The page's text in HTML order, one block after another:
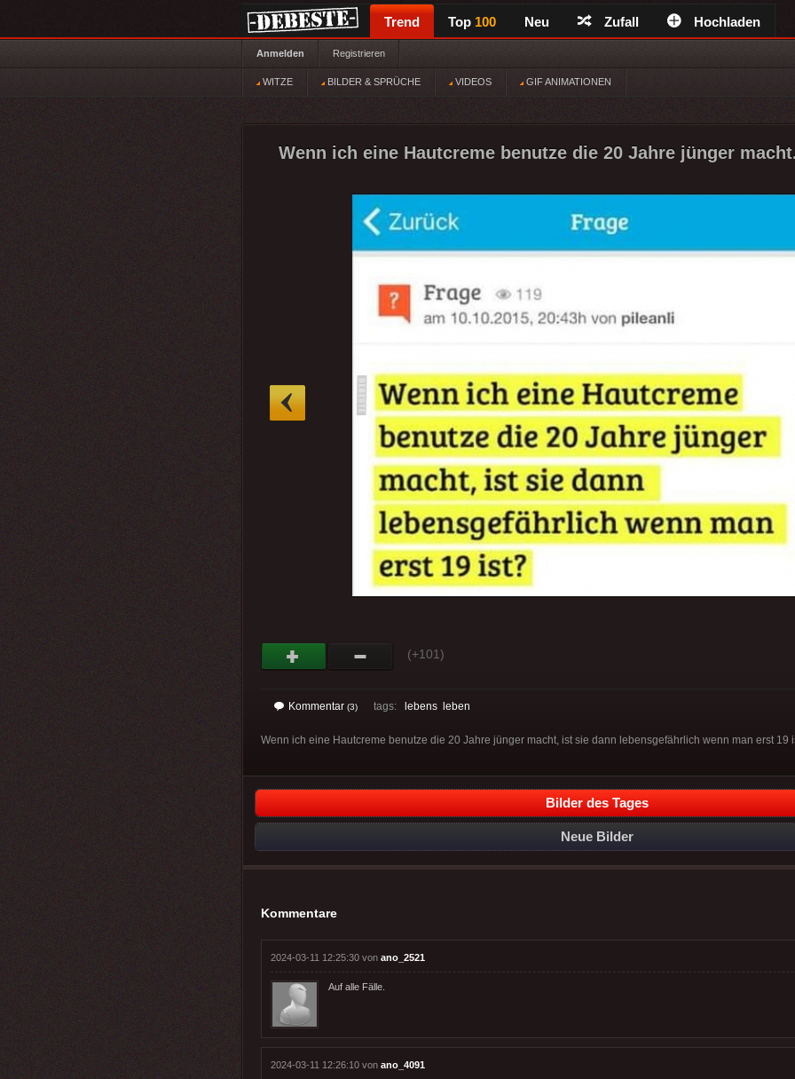
Trend Top 100 Neu Zufall Hochladen
Anmelden Registrieren
WITZE BILDER & SPRÜCHE VIDEOS GIF ANIMATIONEN
Wenn ich eine Hautcreme benutze die 20 Jahre jünger
(+101)
Kommentar (3) tags: lebens leben
Wenn ich eine Hautcreme benutze die 20 Jahre jünger macht, ist sie dann lebensgefährlich wenn man erst 19
Bilder des Tages
Neue Bilder
Kommentare
2024-03-11 12:25:30 von ano_2521
Auf alle Fälle.
2024-03-11 12:26:10 von ano_4091